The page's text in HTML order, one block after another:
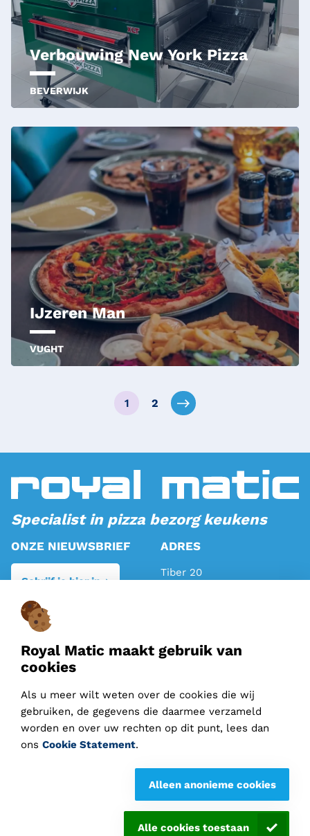
Royal Matic maakt gebruik van
cookies
Als u meer wilt weten over de cookies die wij
gebruiken, de gegevens die daarmee verzameld
worden en over uw rechten op dit punt, lees dan
ons Cookie Statement.
Alleen anonieme cookies
Alle cookies toestaan
Verbouwing New York Pizza
BEVERWIJK
IJzeren Man
VUGHT
1 2
Specialist in pizza bezorg keukens
instagram-facebook
linkedin
ONZE NIEUWSBRIEF
Schrijf je hier in
ADRES
Tiber 20
TELEFOON
Algemeen:070 317 81 81
Verkoop:070 710 11 95
info@royalmatic.com
Disclaimer
Cookie statement